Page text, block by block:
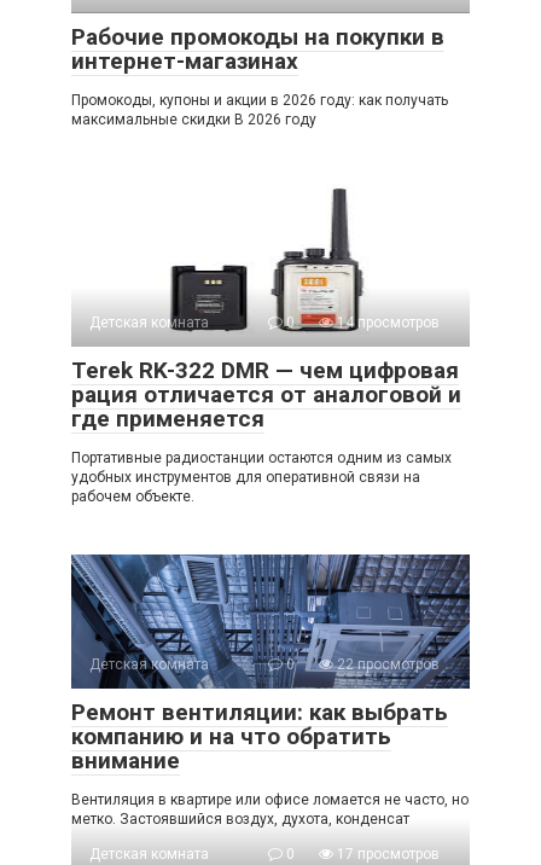
Рабочие промокоды на покупки в
интернет-магазинах
Промокоды, купоны и акции в 2026 году: как получать
максимальные скидки В 2026 году
Детская комната 0 14 просмотров
Terek RK-322 DMR — чем цифровая
рация отличается от аналоговой и
где применяется
Портативные радиостанции остаются одним из самых
удобных инструментов для оперативной связи на
рабочем объекте.
Детская комната 0 22 просмотров
Ремонт вентиляции: как выбрать
компанию и на что обратить
внимание
Вентиляция в квартире или офисе ломается не часто, но
метко. Застоявшийся воздух, духота, конденсат
Детская комната 0 17 просмотров